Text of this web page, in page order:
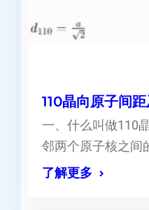
110晶向原子间
一、什么叫做110
邻两个原子核之间
了解更多